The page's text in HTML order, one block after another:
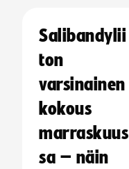
Salibandylii
ton
varsinainen
kokous
marraskuus
sa – näin